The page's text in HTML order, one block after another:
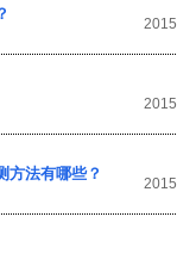
方法有哪些？